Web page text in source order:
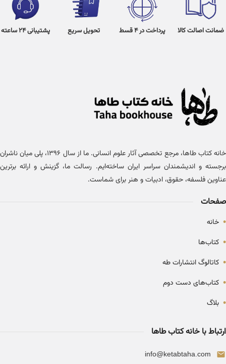
ضمانت اصالت کالا پرداخت در 4 قسط تحویل سریع پشتیبانی 24 ساعته
خانه کتاب طاها، مرجع تخصصی آثار علوم انسانی. ما از سال ۱۳۹۶، پلی میان ناشران
برجسته و اندیشمندان سراسر ایران ساخته‌ایم. رسالت ما، گزینش و ارائه برترین
عناوین فلسفه، حقوق، ادبیات و هنر برای شماست.
صفحات
• خانه
• کتاب‌ها
• کاتالوگ انتشارات طه
• کتاب‌های دست دوم
• بلاگ
ارتباط با خانه کتاب طاها
info@ketabtaha.com